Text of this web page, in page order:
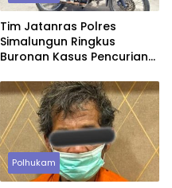
Tim Jatanras Polres
Simalungun Ringkus
Buronan Kasus Pencurian
Polhukam